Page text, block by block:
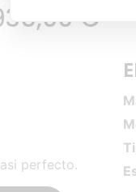
€
perfecto.